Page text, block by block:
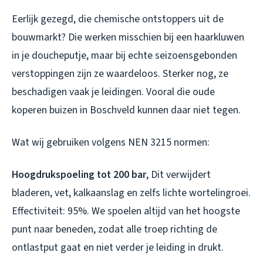
Eerlijk gezegd, die chemische ontstoppers uit de
bouwmarkt? Die werken misschien bij een haarkluwen
in je doucheputje, maar bij echte seizoensgebonden
verstoppingen zijn ze waardeloos. Sterker nog, ze
beschadigen vaak je leidingen. Vooral die oude
koperen buizen in Boschveld kunnen daar niet tegen.
Wat wij gebruiken volgens NEN 3215 normen:
Hoogdrukspoeling tot 200 bar, Dit verwijdert
bladeren, vet, kalkaanslag en zelfs lichte wortelingroei.
Effectiviteit: 95%. We spoelen altijd van het hoogste
punt naar beneden, zodat alle troep richting de
ontlastput gaat en niet verder je leiding in drukt.